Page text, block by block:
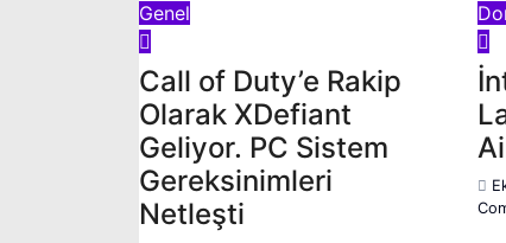
Genel
Call of Duty’e Rakip
Olarak XDefiant
Geliyor. PC Sistem
Gereksinimleri
Netleşti